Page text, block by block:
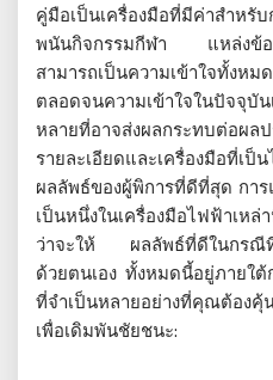
คู่มือเป็นเครื่องมือที่มีค่าสำหรั
พนันกิจกรรมกีฬา แหล่งข้อ
สามารถเป็นความเข้าใจทั้งห
ตลอดจนความเข้าใจในปัจจุบั
หลายที่อาจส่งผลกระทบต่อผ
รายละเอียดและเครื่องมือที่
ผลลัพธ์ของผู้พิการที่ดีที่สุด กา
เป็นหนึ่งในเครื่องมือไฟฟ้าเห
ว่าจะให้ ผลลัพธ์ที่ดีในกรณีที่
ด้วยตนเอง ทั้งหมดนี้อยู่ภายใ
ที่จำเป็นหลายอย่างที่คุณต้องคุ้
เพื่อเดิมพันชัยชนะ: